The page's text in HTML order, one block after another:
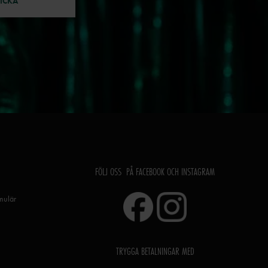
FÖLJ OSS PÅ FACEBOOK OCH INSTAGRAM
TRYGGA BETALNINGAR MED